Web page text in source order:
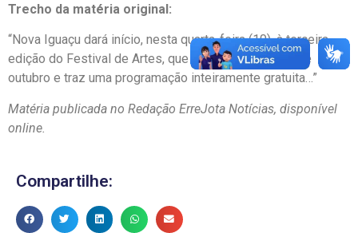
Trecho da matéria original:
“Nova Iguaçu dará início, nesta quarta-feira (10), à terceira
edição do Festival de Artes, que se estende até 31 de
outubro e traz uma programação inteiramente gratuita…”
Matéria publicada no Redação ErreJota Notícias, disponível
online.
Compartilhe: